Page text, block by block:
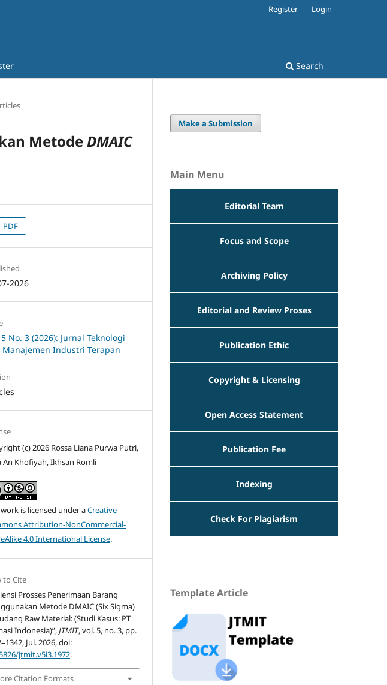
Search
Register Login
MetodeDMAIC
PDF
2026
No. 3 (2026): Jurnal Teknologi
Manajemen Industri Terapan
(c) 2026 Rossa Liana Purwa Putri,
An Khofiyah, Ikhsan Romli
is licensed under aCreative
Attribution-NonCommercial-
4.0 International License.
to Cite
Prosses Penerimaan Barang
Metode DMAIC (Six Sigma)
Raw Material: (Studi Kasus: PT
Indonesia)”,JTMIT, vol. 5, no. 3, pp.
Jul. 2026, doi:
jtmit.v5i3.1972.
Citation Formats
Make a Submission
Main Menu
Editorial Team
Focus and Scope
Archiving Policy
Editorial and Review Proses
Publication Ethic
Copyright & Licensing
Open Access Statement
Publication Fee
Indexing
Check For Plagiarism
Template Article